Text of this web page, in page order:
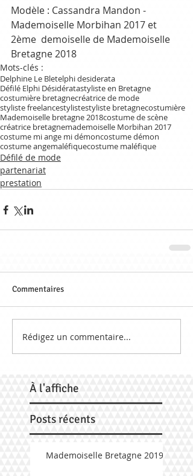
Modèle : Cassandra Mandon -
Mademoiselle Morbihan 2017 et
2ème  demoiselle de Mademoiselle
Bretagne 2018
Mots-clés :
Delphine Le Bletelphi desiderata
Défilé Elphi Désidératastyliste en Bretagne
costumière bretagnecréatrice de mode
styliste freelancestylistestyliste bretagnecostumière
Mademoiselle bretagne 2018costume de scène
créatrice bretagnemademoiselle Morbihan 2017
costume mi ange mi démoncostume démon
costume angemaléfiquecostume maléfique
Défilé de mode
partenariat
prestation
Commentaires
Rédigez un commentaire...
À l'affiche
Posts récents
Mademoiselle Bretagne 2019